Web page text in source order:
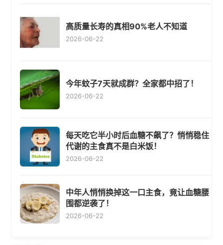
高质量长寿的真相90%老人不知道
2026-06-22
今年蚊子7天就成群？全家都中招了！
2026-06-22
每天吃它半小时后血糖不飙了？悄悄稳住
代谢的主食真不是白米饭！
2026-06-22
中年人悄悄换掉这一口主食，竟让血糖腰
围都逆袭了！
2026-06-22